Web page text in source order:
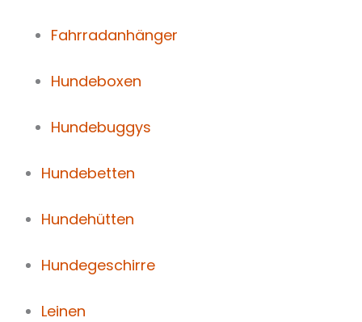
Fahrradanhänger
Hundeboxen
Hundebuggys
Hundebetten
Hundehütten
Hundegeschirre
Leinen